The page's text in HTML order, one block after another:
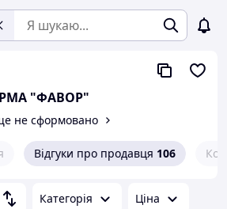
"ФАВОР"
не сформовано
Відгуки про продавця 106
Категорія Ціна